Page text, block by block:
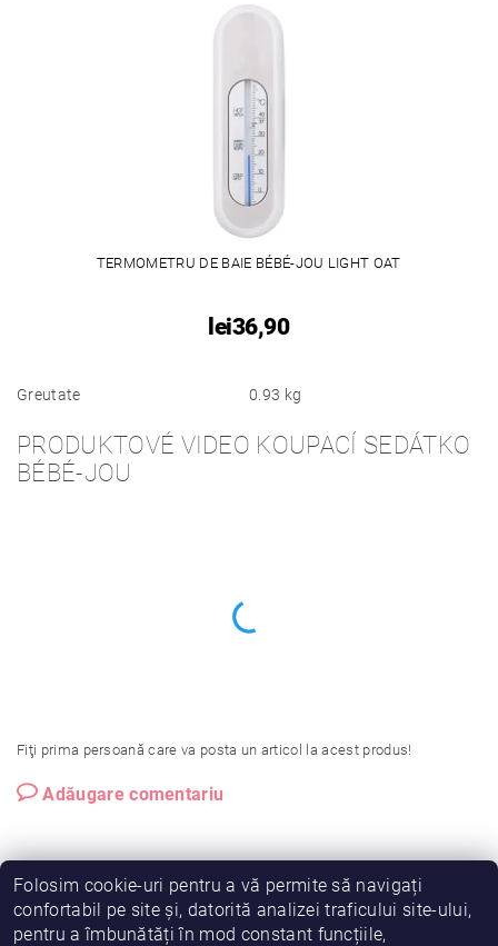
TERMOMETRU DE BAIE BÉBÉ-JOU LIGHT OAT
lei36,90
Greutate 0.93 kg
PRODUKTOVÉ VIDEO KOUPACÍ SEDÁTKO
BÉBÉ-JOU
Fiţi prima persoană care va posta un articol la acest produs!
Adăugare comentariu
Folosim cookie-uri pentru a vă permite să navigați
confortabil pe site și, datorită analizei traficului site-ului,
pentru a îmbunătăți în mod constant funcțiile,